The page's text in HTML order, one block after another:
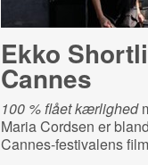
Ekko
Cannes
100 % flået kærlighed
Maria Cordsen er
Cannes-festivalens